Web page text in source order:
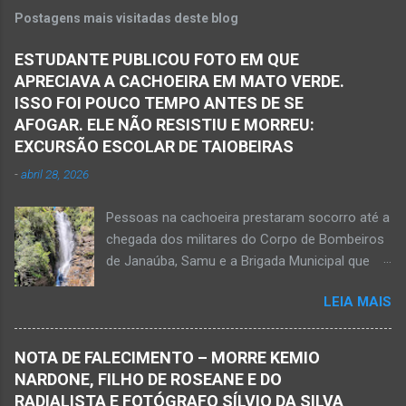
as informações acerca desse acidente. A 3ª
designou um perito para realizar os serviços de
perícia os quais serão anexados ao Inquérito
Policial. De acordo com informações da polícia,
o veículo transitava no sentido Matias Cardoso
para Jaíba. O acidente foi em trecho distante
Norte de Minas. Ainda segundo a polícia, o
veículo transportava pessoas...
Postagens mais visitadas deste blog
ESTUDANTE PUBLICOU FOTO EM QUE
APRECIAVA A CACHOEIRA EM MATO VERDE.
ISSO FOI POUCO TEMPO ANTES DE SE
AFOGAR. ELE NÃO RESISTIU E MORREU:
EXCURSÃO ESCOLAR DE TAIOBEIRAS
-abril 28, 2026
Pessoas na cachoeira prestaram socorro até a
chegada dos militares do Corpo de Bombeiros
de Janaúba, Samu e a Brigada Municipal que
resistiu e foi a óbito Foto álbum pessoal Kauan
Pereira Alves publicou em sua rede social a
foto em que apreciava a Cachoeira Maria Rosa,
em Mato Verde, pouco tempo antes de se
afogar e depois vir a óbito nesta terça-feira, dia
LEIA MAIS
NOTA DE FALECIMENTO – MORRE KEMIO
NARDONE, FILHO DE ROSEANE E DO
RADIALISTA E FOTÓGRAFO SÍLVIO DA SILVA